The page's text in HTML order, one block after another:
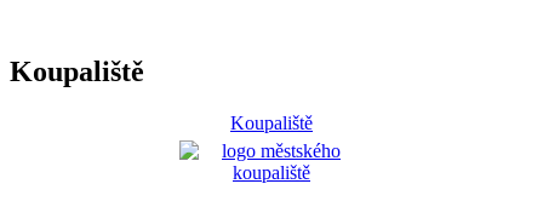
Koupaliště
Koupaliště